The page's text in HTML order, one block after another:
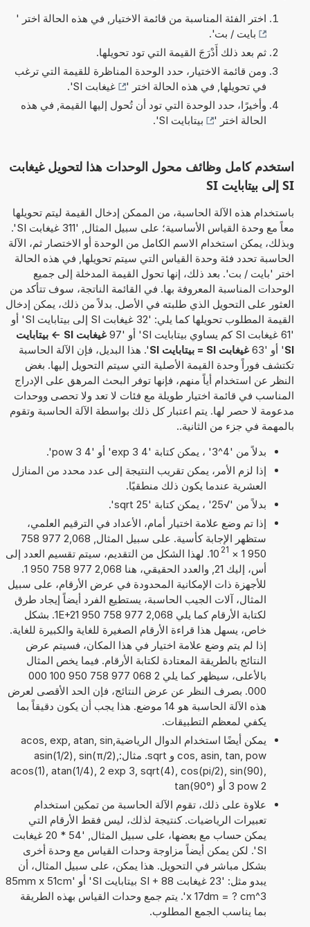
اختر الفئة المناسبة من قائمة الاختيار, في هذه الحالة اختر '
بايت / بت'.
ثم بعد ذلك أَدْرَجَ القيمة التي تود تحويلها.
ومن قائمة الاختيار، حدد الوحدة المناظرة للقيمة التي ترغب
في تحويلها, في هذه الحالة اختر '
غيغابت SI
'.
وأخيرًا، حدد الوحدة التي تود أن تُحول إليها القيمة, في هذه
الحالة اختر '
بيتابايت SI '.
استخدم كامل وظائف محول الوحدات هذا لتحويل غيغابت
SI إلى بيتابايت SI
باستخدام هذه الآلة الحاسبة، من الممكن إدخال القيمة ليتم تحويلها
معاً مع وحدة القياس الأساسية؛ على سبيل المثال, '311 غيغابت SI'.
وبذلك، يمكن استخدام الاسم الكامل من الوحدة أو الاختصار ثم، الآلة
الحاسبة تحدد فئة وحدة القياس التي سيتم تحويلها, في هذه الحالة
اختر 'بايت / بت'. بعد ذلك، إنها تحول القيمة المدخلة إلى جميع
الوحدات المناسبة المعروفة بها. في القائمة الناتجة، سوف تتأكد من
العثور على التحويل الذي طلبته في الأصل. بدلاً من ذلك، يمكن إدخال
القيمة المطلوب تحويلها كما يلي: '32 غيغابت SI إلى بيتابايت SI' أو
'61 غيغابت SI كم يساوي بيتابايت SI' أو '97
غيغابت SI -> بيتابايت
SI' أو '63 غيغابت SI = بيتابايت SI
'. هذا البديل، فإن الآلة الحاسبة
تكتشف فوراً وحدة القيمة الأصلية التي سيتم التحويل إليها. بغض
النظر عن استخدام أياً منهم، فإنها توفر البحث المرهق على الإدراج
المناسب في قائمة اختيار طويلة مع فئات لا تعد ولا تحصى ووحدات
مدعومة لا حصر لها. يتم اعتبار كل ذلك بواسطة الآلة الحاسبة وتقوم
بالمهمة في جزء من الثانية..
بدلاً من '4^3' ، يمكن كتابة '4 exp 3' أو '4 pow 3'.
إذا لزم الأمر، يمكن تقريب النتيجة إلى عدد محدد من المنازل
العشرية عندما يكون ذلك منطقيًا.
بدلاً من '√25' ، يمكن كتابة 'sqrt 25'.
إذا تم وضع علامة اختيار أمام، الأعداد في الترقيم العلمي،
ستظهر الإجابة كأسية. على سبيل المثال, 2,068 977 758
950 1
×
10 21
. لهذا الشكل من التقديم، سيتم تقسيم العدد إلى
أس، إليك 21, والعدد الحقيقي، هنا 2,068 977 758 950 1.
للأجهزة ذات الإمكانية المحدودة في عرض الأرقام، على سبيل
المثال، آلات الجيب الحاسبة، يستطيع الفرد أيضاً إيجاد طرق
لكتابة الأرقام كما يلي 2,068 977 758 950 1E+21. بشكل
خاص، يسهل هذا قراءة الأرقام الصغيرة للغاية والكبيرة للغاية.
إذا لم يتم وضع علامة اختيار في هذا المكان، فسيتم عرض
النتائج بالطريقة المعتادة لكتابة الأرقام. فيما يخص المثال
بالأعلى، سيظهر كما يلي 2 068 977 758 950 100 000
000. بصرف النظر عن عرض النتائج، فإن الحد الأقصى لعرض
هذه الآلة الحاسبة هو 14 موضع. هذا يجب أن يكون دقيقاً بما
يكفي لمعظم التطبيقات.
يمكن أيضًا استخدام الدوال الرياضيةacos, exp, atan, sin,
cos, asin, tan, pow و sqrt. مثال:asin(1/2), sin(π/2),
acos(1), atan(1/4), 2 exp 3, sqrt(4), cos(pi/2), sin(90),
3 pow 2 أو tan(90°)
علاوة على ذلك، تقوم الآلة الحاسبة من تمكين استخدام
تعبيرات الرياضيات. كنتيجة لذلك، ليس فقط الأرقام التي
يمكن حساب مع بعضها، على سبيل المثال, '54 * 20 غيغابت
SI'. لكن يمكن أيضاً مزاوجة وحدات القياس مع وحدة أخرى
بشكل مباشر في التحويل. هذا يمكن، على سبيل المثال، أن
يبدو مثل: '23 غيغابت SI + 88 بيتابايت SI' أو '85mm x 51cm
x 17dm = ? cm^3'. يتم جمع وحدات القياس بهذه الطريقة
بما يناسب الجمع المطلوب.